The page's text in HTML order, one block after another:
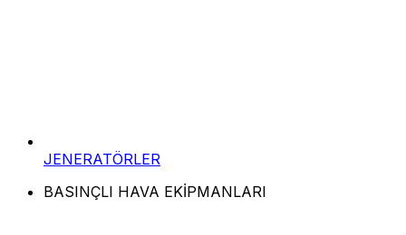
JENERATÖRLER
BASINÇLI HAVA EKİPMANLARI